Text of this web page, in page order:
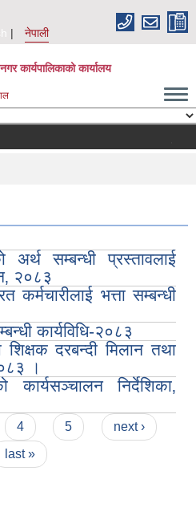
नेपाली
कार्यपालिकाको कार्यालय
अर्थ सम्बन्धी प्रस्तावलाई
२०८३
कर्मचारीलाई भत्ता सम्बन्धी
कार्यविधि-२०८३
दरबन्दी मिलान तथा
।
निर्देशिका‚
4 5
next ›
last »